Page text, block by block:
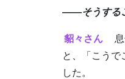
――そうする
貂々さん
と、「こうで
した。